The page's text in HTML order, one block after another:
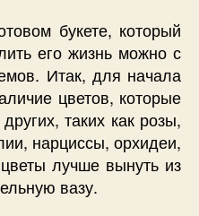
букете, который
его жизнь можно с
Итак, для начала
цветов, которые
таких как розы,
нарциссы, орхидеи,
лучше вынуть из
вазу.